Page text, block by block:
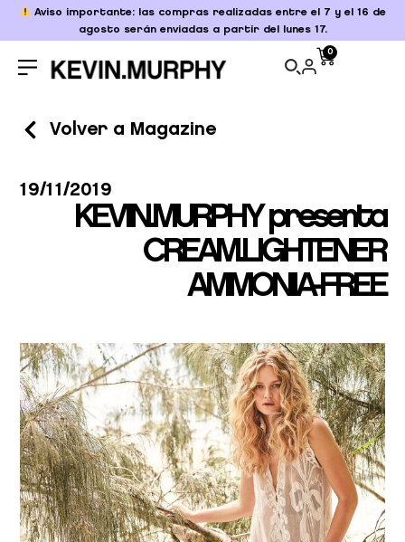
Aviso importante: las compras realizadas entre el 7 y el 16 de
agosto serán enviadas a partir del lunes 17.
0
Volver a Magazine
19/11/2019
KEVIN.MURPHY presenta
CREAM.LIGHTENER
AMMONIA-FREE